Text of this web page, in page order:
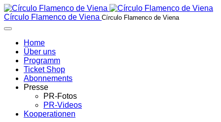
Círculo Flamenco de Viena Círculo Flamenco de Viena
Home
Über uns
Programm
Ticket Shop
Abonnements
Presse
PR-Fotos
PR-Videos
Kooperationen
Year
Month
Year
Month